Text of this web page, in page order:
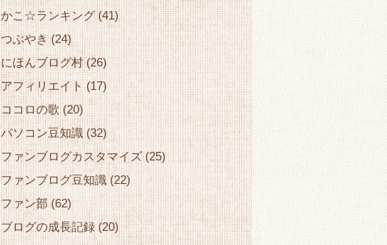
かこ☆ランキング(41)
つぶやき (24)
にほんブログ村(26)
アフィリエイト (17)
ココロの歌(20)
パソコン豆知識 (32)
ファンブログカスタマイズ (25)
ファンブログ豆知識 (22)
ファン部 (62)
ブログの成長記録 (20)